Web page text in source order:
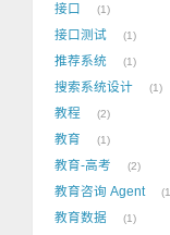
接口 1
接口测试 1
推荐系统 1
搜索系统设计 1
教程 2
教育 1
教育-高考 2
教育咨询 Agent 1
教育数据 1